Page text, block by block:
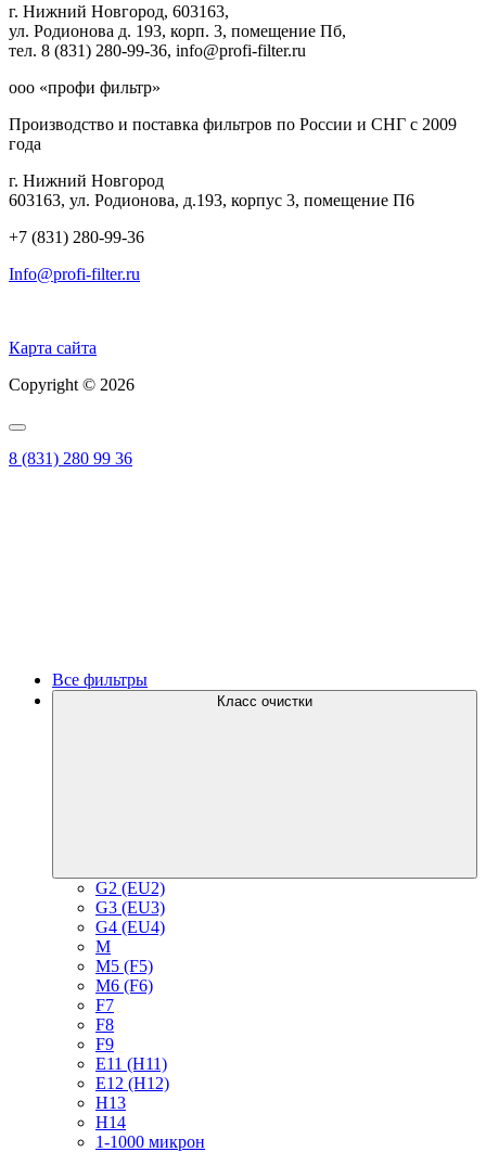
г. Нижний Новгород, 603163,
ул. Родионова д. 193, корп. 3, помещение Пб,
тел. 8 (831) 280-99-36, info@profi-filter.ru
ооо «профи фильтр»
Производство и поставка фильтров по России и СНГ с 2009
года
г. Нижний Новгород
603163, ул. Родионова, д.193, корпус 3, помещение П6
+7 (831) 280-99-36
Info@profi-filter.ru
Карта сайта
Copyright © 2026
8 (831) 280 99 36
Все фильтры
Класс очистки
G2 (EU2)
G3 (EU3)
G4 (EU4)
M
M5 (F5)
M6 (F6)
F7
F8
F9
E11 (H11)
E12 (H12)
H13
H14
1-1000 микрон